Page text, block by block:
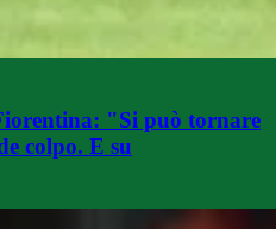
"Si può tornare
colpo. E su